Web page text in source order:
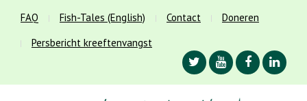
FAQ Fish-Tales (English) Contact
Doneren
Persbericht kreeftenvangst